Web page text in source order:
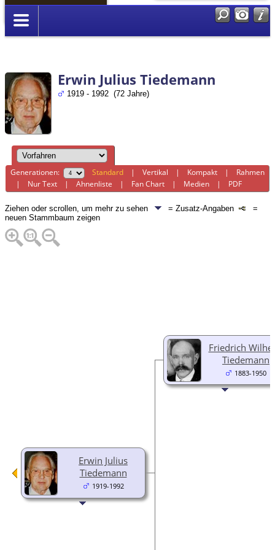
Anmelden
Erwin Julius Tiedemann
1919 - 1992 (72 Jahre)
Generationen: Standard |Vertikal | Kompakt | Rahmen
| Nur Text |Ahnenliste | Fan Chart | Medien | PDF
Ziehen oder scrollen, um mehr zu sehen = Zusatz-Angaben
=
neuen Stammbaum zeigen
Erwin Julius
Tiedemann
1919-1992
Friedrich
Tiedemann
1883-1950